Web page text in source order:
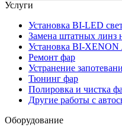
Услуги
Установка BI-LED
Замена штатных линз
Установка BI-XENON
Ремонт фар
Устранение
Тюнинг фар
Полировка и чистка
Другие работы с
Оборудование